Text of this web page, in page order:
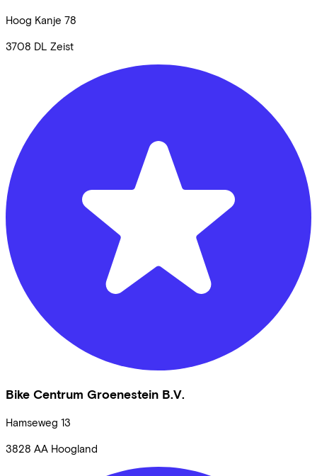
Hoog Kanje 78
3708 DL Zeist
Bike Centrum Groenestein B.V.
Hamseweg 13
3828 AA Hoogland